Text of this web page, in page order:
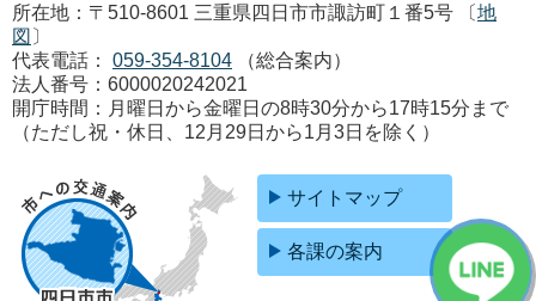
所在地：〒510-8601 三重県四日市市諏訪町１番5号 〔地
図 〕
代表電話：
059-354-8104
（総合案内）
法人番号：6000020242021
開庁時間：月曜日から金曜日の8時30分から17時15分まで
（ただし祝・休日、12月29日から1月3日を除く）
サイトマップ
各課の案内